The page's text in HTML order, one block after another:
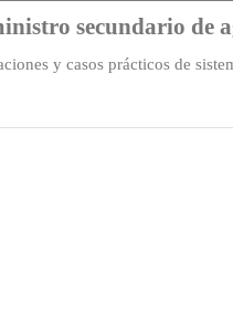
9,6–60 VCC y 18–30 VCA,
Protección contra
secundario de
y casos prácticos de